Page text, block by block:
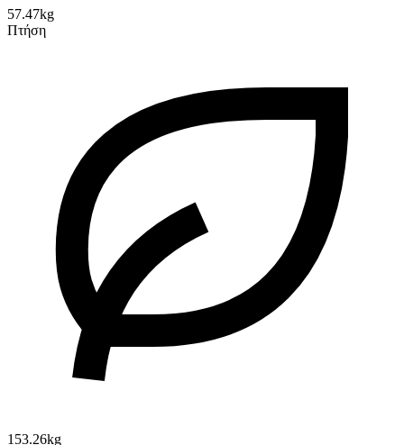
57.47kg
Πτήση
153.26kg